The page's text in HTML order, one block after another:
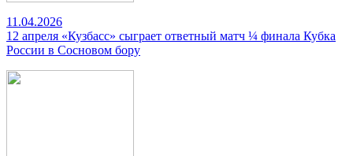
11.04.2026
12 апреля «Кузбасс» сыграет ответный матч ¼ финала Кубка
России в Сосновом бору